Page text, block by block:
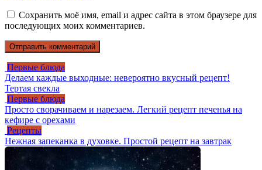
Сохранить моё имя, email и адрес сайта в этом браузере для
последующих моих комментариев.
Первые блюда
Делаем каждые выходные: невероятно вкусный рецепт!
Тертая свекла
Первые блюда
Просто сворачиваем и нарезаем. Легкий рецепт печенья на
кефире с орехами
Рецепты
Нежная запеканка в духовке. Простой рецепт на завтрак